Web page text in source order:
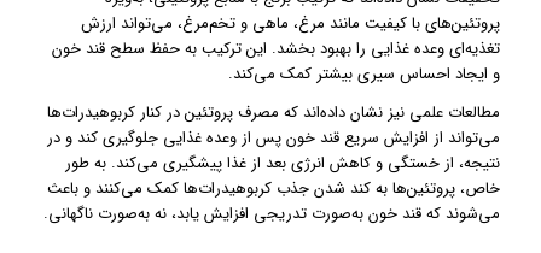
پروتئین‌های با کیفیت مانند مرغ، ماهی و تخم‌مرغ، می‌تواند ارزش
تغذیه‌ای وعده غذایی را بهبود بخشد. این ترکیب به حفظ سطح قند خون
و ایجاد احساس سیری بیشتر کمک می‌کند.
مطالعات علمی نیز نشان داده‌اند که مصرف پروتئین در کنار کربوهیدرات‌ها
می‌تواند از افزایش سریع قند خون پس از وعده غذایی جلوگیری کند و در
نتیجه، از خستگی و کاهش انرژی بعد از غذا پیشگیری می‌کند. به طور
خاص، پروتئین‌ها به کند شدن جذب کربوهیدرات‌ها کمک می‌کنند و باعث
می‌شوند که قند خون به‌صورت تدریجی افزایش یابد، نه به‌صورت ناگهانی.